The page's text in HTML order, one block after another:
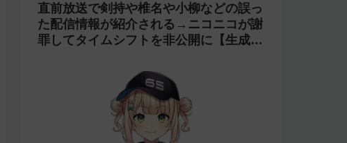
直前放送で剣持や椎名や小柳などの誤っ
た配信情報が紹介される→ニコニコが謝
罪してタイムシフトを非公開に【生成